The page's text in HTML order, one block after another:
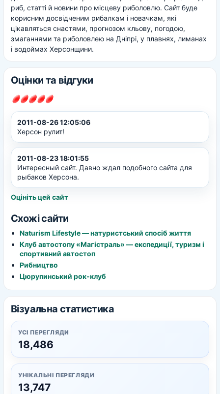
риб, статті й новини про місцеву риболовлю. Сайт буде
корисним досвідченим рибалкам і новачкам, які
цікавляться снастями, прогнозом кльову, погодою,
змаганнями та риболовлею на Дніпрі, у плавнях, лиманах
і водоймах Херсонщини.
Оцінки та відгуки
2011-08-26 12:05:06
Херсон рулит!
2011-08-23 18:01:55
Интересный сайт. Давно ждал подобного сайта для
рыбаков Херсона.
Оцініть цей сайт
Схожі сайти
Naturism Lifestyle — натуристський спосіб життя
Клуб автостопу «Магістраль» — експедиції, туризм і
спортивний автостоп
Рибництво
Цюрупинський рок-клуб
Візуальна статистика
УСІ ПЕРЕГЛЯДИ
18,486
УНІКАЛЬНІ ПЕРЕГЛЯДИ
13,747